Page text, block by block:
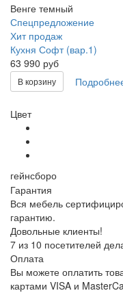
Венге темный
Спецпредложение
Хит продаж
Кухня Софт (вар.1)
63 990 руб
В корзину
Цвет
гейнсборо
Гарантия
Вся мебель
гарантию.
Довольные клиенты!
7 из 10 посетителей
Оплата
Вы можете оплатить
картами VISA и